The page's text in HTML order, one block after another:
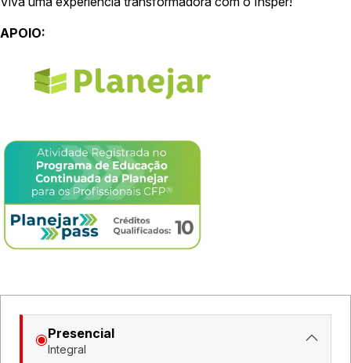
APOIO:
Presencial
Integral